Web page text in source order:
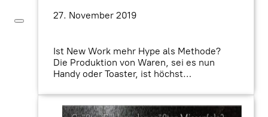
27. November 2019
Ist New Work mehr Hype als Methode?
Die Produktion von Waren, sei es nun
Handy oder Toaster, ist höchst…